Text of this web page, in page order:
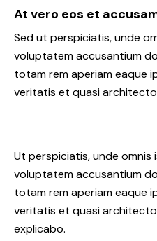
At vero eos et
Sed ut perspiciatis, unde
voluptatem accusantium
totam rem aperiam eaque
veritatis et quasi
Ut perspiciatis, unde
voluptatem accusantium
totam rem aperiam eaque
veritatis et quasi
explicabo.